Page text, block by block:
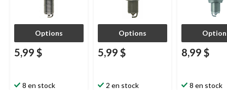
Options
5,99 $
8 en stock
Options
5,99 $
2 en stock
8,99 $
8 en stock